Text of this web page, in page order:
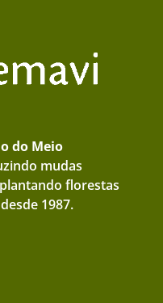
do Meio
mudas
florestas
1987.